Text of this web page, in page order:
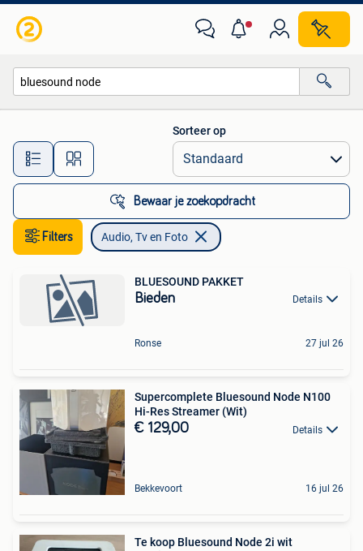
Alle afstanden…
Sorteer op
Bewaar je zoekopdracht
Filters Audio, Tv en Foto
BLUESOUND PAKKET
Bieden Details
Ronse 27 jul 26
Supercomplete Bluesound Node N100
Hi-Res Streamer (Wit)
€ 129,00 Details
Bekkevoort 16 jul 26
Te koop Bluesound Node 2i wit